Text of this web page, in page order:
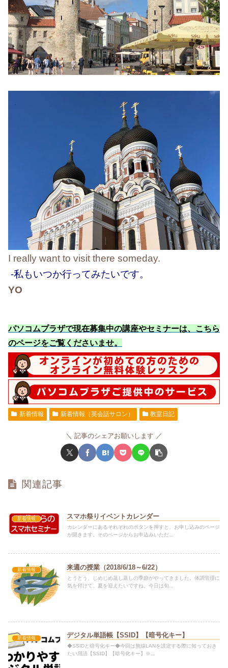
I really want to visit there someday.
-私もいつか行ってみたいです。
YO
パソコムプラザで現在募集中の講座やセミナーは、こちら
のページをご覧くださいませ。
新着情報 新着情報（英会話サロン） 教室日記
記事のシェアお願いします
関連記事
新着情報 スマホ祭りイベントカレンダー
カレンダーにあるそれぞれのボタンを押すと、お申し込みのページ
が開きます。そのページからお申込みいただ...
新着情報 来週の授業（2018/6/18～6/22）
とうとう、じめじめ蒸し蒸しの季節がやってきました。体調管理に
気を付けて、夏を迎えたいですね。今日は旬...
新着情報 デジタル単語帳【SSID】【暗号化キー】
◆SSIDと暗号化キー◆今回は無線LANを設定する際に知っておき
たい用語【SSID】【暗号化キー】※...